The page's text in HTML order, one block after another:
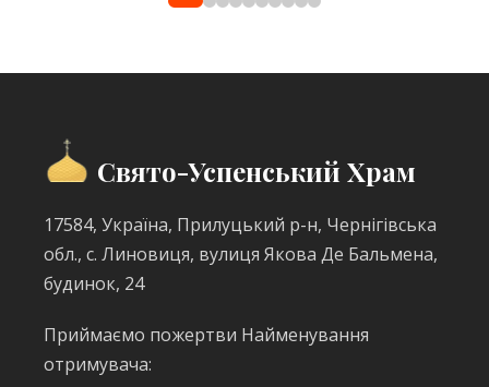
Свято-Успенський Храм
17584, Україна, Прилуцький р-н, Чернігівська
обл., с. Линовиця, вулиця Якова Де Бальмена,
будинок, 24
Приймаємо пожертви Найменування
отримувача: